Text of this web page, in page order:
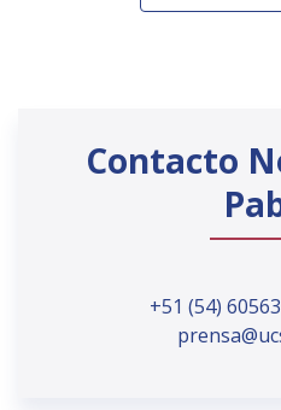
Contacto
+51 (54)